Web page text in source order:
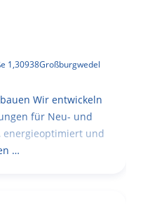
1,30938Großburgwedel
Wir entwickeln
für Neu- und
energieoptimiert und
…